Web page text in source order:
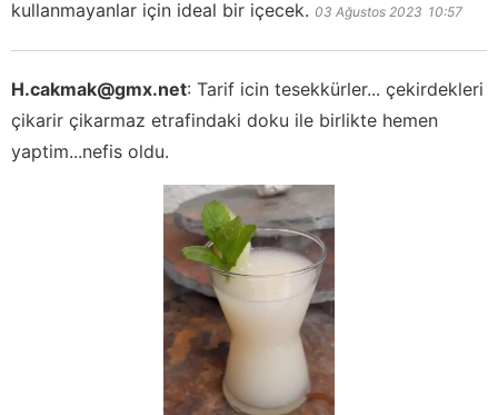
kullanmayanlar için ideal bir içecek. 03 Ağustos 2023 10:57
H.cakmak@gmx.net: Tarif icin tesekkürler... çekirdekleri
çikarir çikarmaz etrafindaki doku ile birlikte hemen
yaptim...nefis oldu.